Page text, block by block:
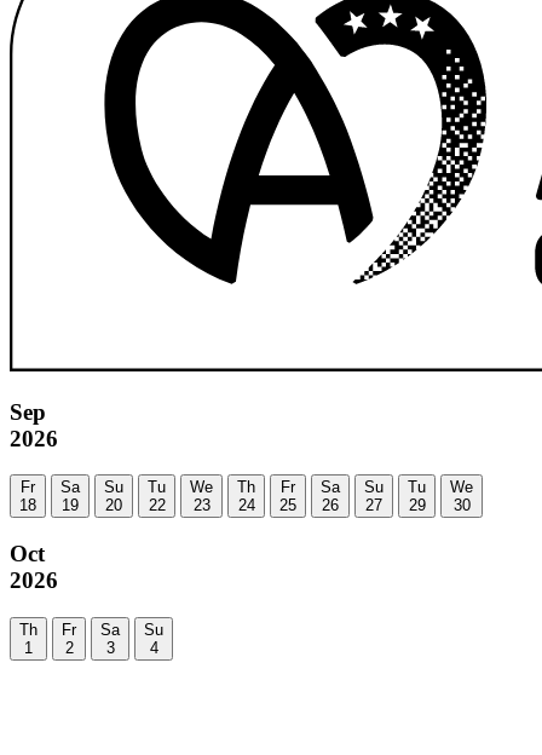
Sep
2026
Fr
18
Sa
19
Su
20
Tu
22
We
23
Th
24
Fr
25
Sa
26
Su
27
Tu
29
We
30
Oct
2026
Th
1
Fr
2
Sa
3
Su
4